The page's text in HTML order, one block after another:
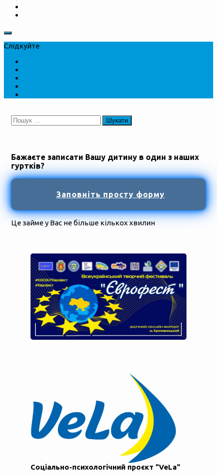
Слідкуйте
Пошук:
Бажаєте записати Вашу дитину в один з наших
гуртків?
Заповніть просту форму
Це займе у Вас не більше кількох хвилин
Соціально-психологічний проєкт "VeLa"